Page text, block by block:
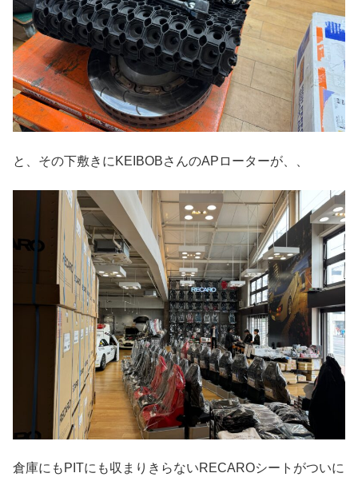
と、その下敷きにKEIBOBさんのAPローターが、、
倉庫にもPITにも収まりきらないRECAROシートがついに